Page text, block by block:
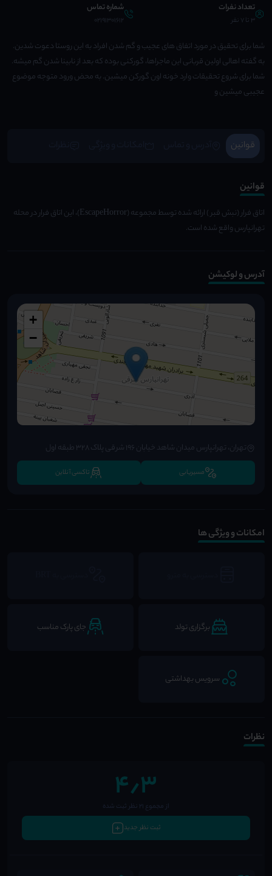
تعداد نفرات
3 تا 7 نفر
شماره تماس
02191301612
شما برای تحقیق در مورد اتفاق های عجیب و گم شدن افراد به این روستا دعوت شدین.
به گفته اهالی اولین قربانی این ماجراها، گورکنی بوده که بعد از نابینا شدن گم میشه.
شما برای شروع تحقیقات وارد خونه اون گورکن میشین. به محض ورود متوجه موضوع
عجیبی میشین و
قوانین
قوانین
اتاق فرار (نبش قبر ) ارائه شده توسط مجموعه (EscapeHorror)، این اتاق فرار در محله
تهرانپارس واقع شده است.
آدرس و لوکیشن
+
−
تهران، تهرانپارس میدان شاهد خیابان 196 شرقی پلاک 328 طبقه اول
مسیریابی تاکسی آنلاین
امکانات و ویژگی ها
برگزاری تولد جای پارک مناسب
سرویس بهداشتی
نظرات
4٫3از مجموع 21 نظر ثبت شده
ثبت نظر جدید